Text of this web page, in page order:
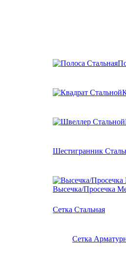
Шестигранник
Высечка/Просечка
Сетка Стальная
Сетка